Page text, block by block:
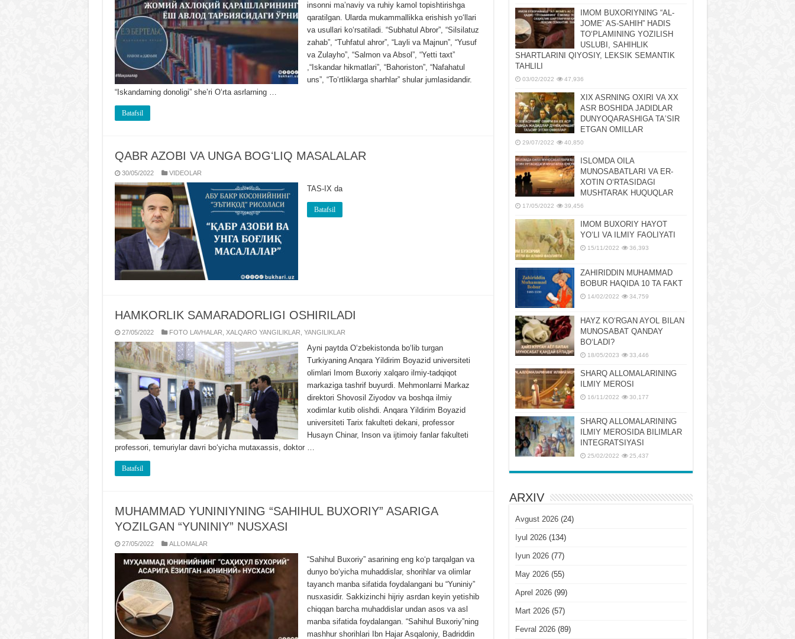
insonni maʼnaviy va ruhiy kamol topishtirishga
qaratilgan. Ularda mukammallikka erishish yoʻllari
va usullari koʻrsatiladi. “Subhatul Abror”, “Silsilatuz
zahab”, “Tuhfatul ahror”, “Layli va Majnun”, “Yusuf
va Zulayho”, “Salmon va Absol”, “Yetti taxt”
,“Iskandar hikmatlari”, “Bahoriston”, “Nafahatul
uns”, “Toʻrtliklarga sharhlar” shular jumlasidandir.
“Iskandarning donoligi” sheʼri Oʻrta asrlarning …
Batafsil
QABR AZOBI VA UNGA BOGʻLIQ MASALALAR
30/05/2022 VIDЕOLAR
TAS-IX da
Batafsil
HAMKORLIK SAMARADORLIGI OSHIRILADI
27/05/2022 FOTO LAVHALAR, XALQARO YANGILIKLAR, YANGILIKLAR
Ayni paytda Oʻzbekistonda boʻlib turgan
Turkiyaning Anqara Yildirim Boyazid universiteti
olimlari Imom Buxoriy xalqaro ilmiy-tadqiqot
markaziga tashrif buyurdi. Mehmonlarni Markaz
direktori Shovosil Ziyodov va boshqa ilmiy
xodimlar kutib olishdi. Anqara Yildirim Boyazid
universiteti Tarix fakulteti dekani, professor
Husayn Chinar, Inson va ijtimoiy fanlar fakulteti
professori, temuriylar davri boʻyicha mutaxassis, doktor …
Batafsil
MUHAMMAD YUNINIYNING “SAHIHUL BUXORIY” ASARIGA
YOZILGAN “YUNINIY” NUSXASI
27/05/2022 ALLOMALAR
“Sahihul Buxoriy” asarining eng koʻp tarqalgan va
dunyo boʻyicha muhaddislar, shorihlar va olimlar
tayanch manba sifatida foydalangani bu “Yuniniy”
nusxasidir. Sakkizinchi hijriy asrdan keyin yetishib
chiqqan barcha muhaddislar undan asos va asl
manba sifatida foydalangan. “Sahihul Buxoriy”ning
mashhur shorihlari Ibn Hajar Asqaloniy, Badriddin
IMOM BUXORIYNING “AL-
JOMEʼ AS-SAHIH” HADIS
TOʻPLAMINING YOZILISH
USLUBI, SAHIHLIK
SHARTLARINI QIYOSIY, LЕKSIK SЕMANTIK
TAHLILI
03/02/2022 47,936
XIX ASRNING OXIRI VA XX
ASR BOSHIDA JADIDLAR
DUNYOQARASHIGA TAʼSIR
ETGAN OMILLAR
29/07/2022 40,850
ISLOMDA OILA
MUNOSABATLARI VA ER-
XOTIN OʻRTASIDAGI
MUSHTARAK HUQUQLAR
17/05/2022 39,456
IMOM BUXORIY HAYOT
YOʻLI VA ILMIY FAOLIYATI
15/11/2022 36,393
ZAHIRIDDIN MUHAMMAD
BOBUR HAQIDA 10 TA FAKT
14/02/2022 34,759
HAYZ KOʻRGAN AYOL BILAN
MUNOSABAT QANDAY
BOʻLADI?
18/05/2023 33,446
SHARQ ALLOMALARINING
ILMIY MEROSI
16/11/2022 30,177
SHARQ ALLOMALARINING
ILMIY MЕROSIDA BILIMLAR
INTЕGRATSIYASI
25/02/2022 25,437
ARXIV
Avgust 2026(24)
Iyul 2026(134)
Iyun 2026(77)
May 2026(55)
Aprel 2026(99)
Mart 2026(57)
Fevral 2026(89)